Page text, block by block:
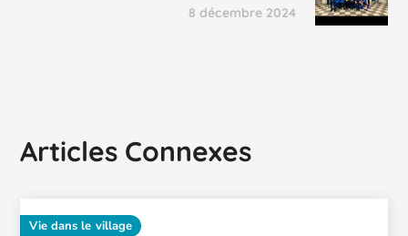
8 décembre 2024
Articles Connexes
Vie dans le village